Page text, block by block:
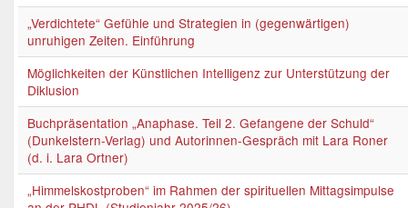
„Verdichtete“ Gefühle und Strategien in (gegenwärtigen)
unruhigen Zeiten. Einführung
Möglichkeiten der Künstlichen Intelligenz zur Unterstützung der
Diklusion
Buchpräsentation „Anaphase. Teil 2. Gefangene der Schuld“
(Dunkelstern-Verlag) und Autorinnen-Gespräch mit Lara Roner
(d. i. Lara Ortner)
„Himmelskostproben“ im Rahmen der spirituellen Mittagsimpulse